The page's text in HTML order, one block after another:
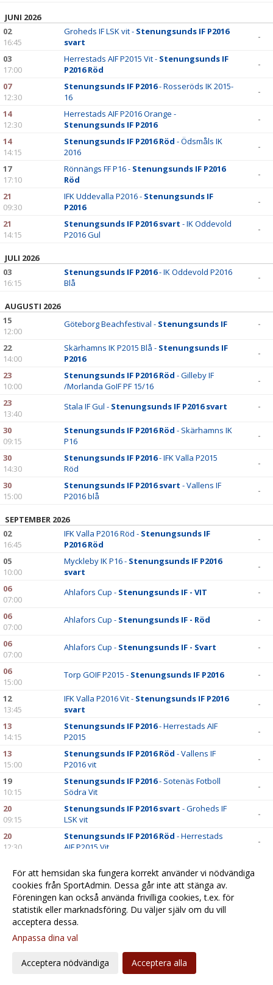
JUNI 2026
02
16:45
Groheds IF LSK vit - Stenungsunds IF P2016
svart
-
03
17:00
Herrestads AIF P2015 Vit - Stenungsunds IF
P2016 Röd
-
07
12:30
Stenungsunds IF P2016- Rosseröds IK 2015-
16
-
14
12:30
Herrestads AIF P2016 Orange -
Stenungsunds IF P2016
-
14
14:15
Stenungsunds IF P2016 Röd - Ödsmåls IK
2016
-
17
17:10
Rönnängs FF P16 - Stenungsunds IF P2016
Röd
-
21
09:30
IFK Uddevalla P2016 - Stenungsunds IF
P2016
-
21
14:15
Stenungsunds IF P2016 svart - IK Oddevold
P2016 Gul
-
JULI 2026
03
16:15
Stenungsunds IF P2016- IK Oddevold P2016
Blå
-
AUGUSTI 2026
15
12:00
Göteborg Beachfestival - Stenungsunds IF -
22
14:00
Skärhamns IK P2015 Blå - Stenungsunds IF
P2016
-
23
10:00
Stenungsunds IF P2016 Röd - Gilleby IF
/Morlanda GoIF PF 15/16
-
23
13:40
Stala IF Gul - Stenungsunds IF P2016 svart -
30
09:15
Stenungsunds IF P2016 Röd - Skärhamns IK
P16
-
30
14:30
Stenungsunds IF P2016- IFK Valla P2015
Röd
-
30
15:00
Stenungsunds IF P2016 svart - Vallens IF
P2016 blå
-
SEPTEMBER 2026
02
16:45
IFK Valla P2016 Röd - Stenungsunds IF
P2016 Röd
-
05
10:00
Myckleby IK P16 - Stenungsunds IF P2016
svart
-
06
07:00
Ahlafors Cup - Stenungsunds IF - VIT -
06
07:00
Ahlafors Cup - Stenungsunds IF - Röd -
06
07:00
Ahlafors Cup - Stenungsunds IF - Svart -
06
15:00
Torp GOIF P2015 - Stenungsunds IF P2016 -
12
13:45
IFK Valla P2016 Vit - Stenungsunds IF P2016
svart
-
13
14:15
Stenungsunds IF P2016- Herrestads AIF
P2015
-
13
15:00
Stenungsunds IF P2016 Röd - Vallens IF
P2016 vit
-
19
10:15
Stenungsunds IF P2016- Sotenäs Fotboll
Södra Vit
-
20
09:15
Stenungsunds IF P2016 svart - Groheds IF
LSK vit
-
20
12:30
Stenungsunds IF P2016 Röd - Herrestads
AIF P2015 Vit
-
11:45
Stenungsunds IF P2016
13:30
Ödsmåls IK 2016 -Stenungsunds IF P2016
Röd
inställningar
Webbversion
För att hemsidan ska fungera korrekt använder vi nödvändiga
cookies från SportAdmin. Dessa går inte att stänga av.
Föreningen kan också använda frivilliga cookies, t.ex. för
statistik eller marknadsföring. Du väljer själv om du vill
acceptera dessa.
Anpassa dina val
Acceptera nödvändiga Acceptera alla